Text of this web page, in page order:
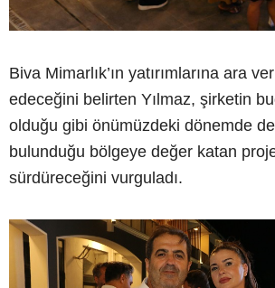
Biva Mimarlık’ın yatırımlarına ara
edeceğini belirten Yılmaz, şirketin
olduğu gibi önümüzdeki dönemde
bulunduğu bölgeye değer katan
sürdüreceğini vurguladı.